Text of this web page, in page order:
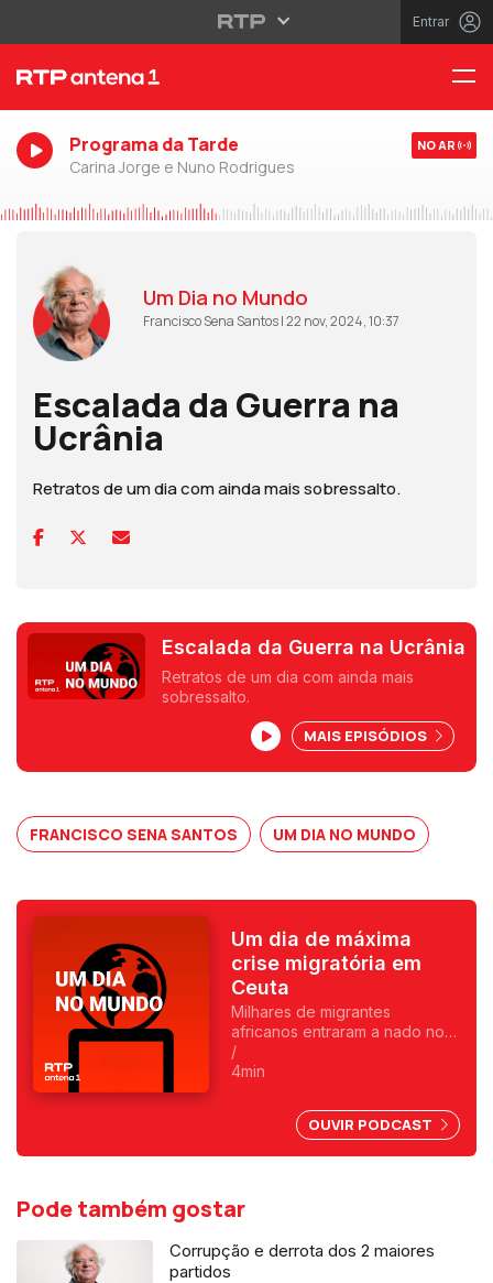
Entrar
Programa da Tarde
Carina Jorge e Nuno Rodrigues
NO AR
Um Dia no Mundo
Francisco Sena Santos | 22 nov, 2024, 10:37
Escalada da Guerra na
Ucrânia
Retratos de um dia com ainda mais sobressalto.
Escalada da Guerra na Ucrânia
Retratos de um dia com ainda mais
sobressalto.
MAIS EPISÓDIOS
FRANCISCO SENA SANTOS UM DIA NO MUNDO
Um dia de máxima
crise migratória em
Ceuta
Milhares de migrantes
africanos entraram a nado no
enclave espanhol. Fica
exposta uma chantagem
Ocidental. Uma crónica de
Francisco Sena Santos.
/
4min
OUVIR PODCAST
Pode também gostar
Corrupção e derrota dos 2 maiores
partidos